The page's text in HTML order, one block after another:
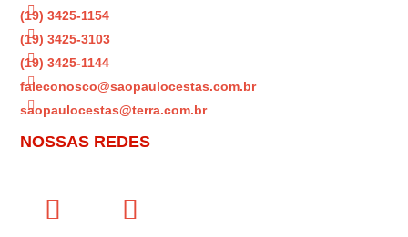

(19) 3425-1154

(19) 3425-3103

(19) 3425-1144

faleconosco@saopaulocestas.com.br

saopaulocestas@terra.com.br
NOSSAS REDES